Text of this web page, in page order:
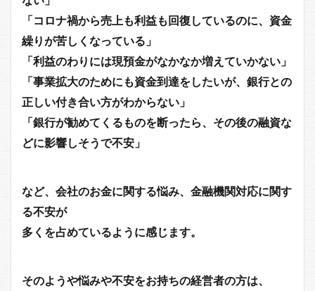
「コロナ禍から売上も利益も回復しているのに、資金
繰りが苦しくなっている」
「利益のわりには現預金がなかなか増えていかない」
「事業拡大のためにも資金到達をしたいが、銀行との
正しい付き合い方がわからない」
「銀行が勧めてくるものを断ったら、その後の融資な
どに影響しそうで不安」
など、会社のお金に関する悩み、金融機関対応に関す
る不安が
多くを占めているように感じます。
そのようや悩みや不安をお持ちの経営者の方は、